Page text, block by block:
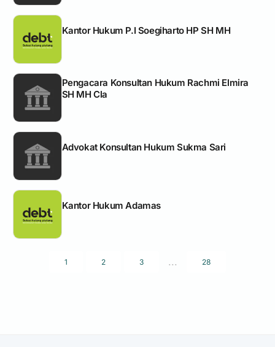
Kantor Hukum P.I Soegiharto HP SH MH
Pengacara Konsultan Hukum Rachmi Elmira
SH MH Cla
Advokat Konsultan Hukum Sukma Sari
Kantor Hukum Adamas
1 2 3 ... 28